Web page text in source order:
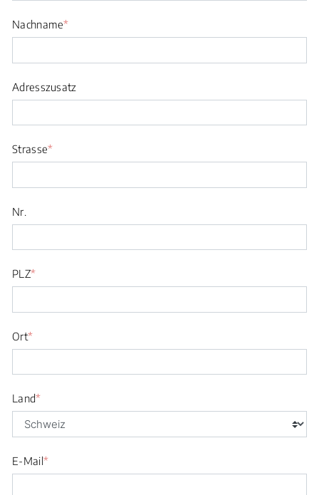
Nachname*
Adresszusatz
Strasse*
Nr.
PLZ*
Ort*
Land*
E-Mail*